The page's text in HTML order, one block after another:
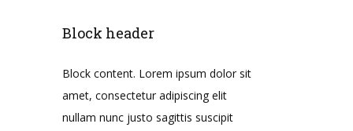
Block header
Block content. Lorem ipsum dolor sit
amet, consectetur adipiscing elit
nullam nunc justo sagittis suscipit